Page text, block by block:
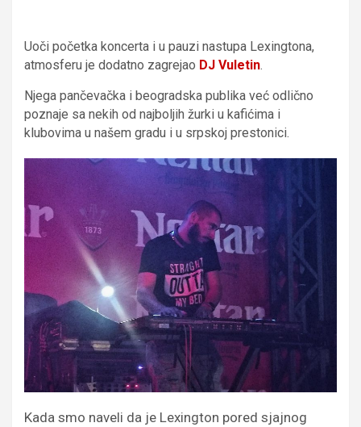
Uoči početka koncerta i u pauzi nastupa Lexingtona,
atmosferu je dodatno zagrejao DJ Vuletin.
Njega pančevačka i beogradska publika već odlično
poznaje sa nekih od najboljih žurki u kafićima i
klubovima u našem gradu i u srpskoj prestonici.
Kada smo naveli da je Lexington pored sjajnog